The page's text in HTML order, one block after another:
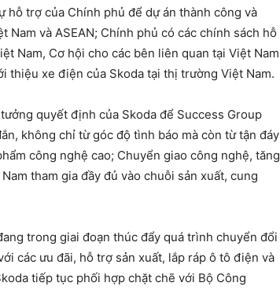
hỗ trợ của Chính phủ để dự án thành công và
và ASEAN; Chính phủ có các chính sách hỗ
Nam, Cơ hội cho các bên liên quan tại Việt Nam
thiệu xe điện của Skoda tại thị trường Việt Nam.
quyết định của Skoda để Success Group
không chỉ từ góc độ tình báo mà còn từ tận đáy
công nghệ cao; Chuyển giao công nghệ, tăng
tham gia đầy đủ vào chuỗi sản xuất, cung
trong giai đoạn thúc đẩy quá trình chuyển đổi
các ưu đãi, hỗ trợ sản xuất, lắp ráp ô tô điện và
tiếp tục phối hợp chặt chẽ với Bộ Công